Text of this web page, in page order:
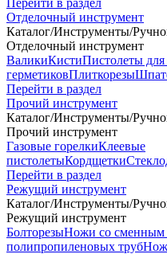
Перейти в раздел
Отделочный инструмент
Каталог/Инструменты/
Отделочный инструмент
ВаликиКистиПистолеты
герметиковПлиткорезы
Перейти в раздел
Прочий инструмент
Каталог/Инструменты/
Прочий инструмент
Газовые горелкиКлеевые
пистолетыКордщетки
Перейти в раздел
Режущий инструмент
Каталог/Инструменты/
Режущий инструмент
БолторезыНожи со сменным
полипропиленовых труб